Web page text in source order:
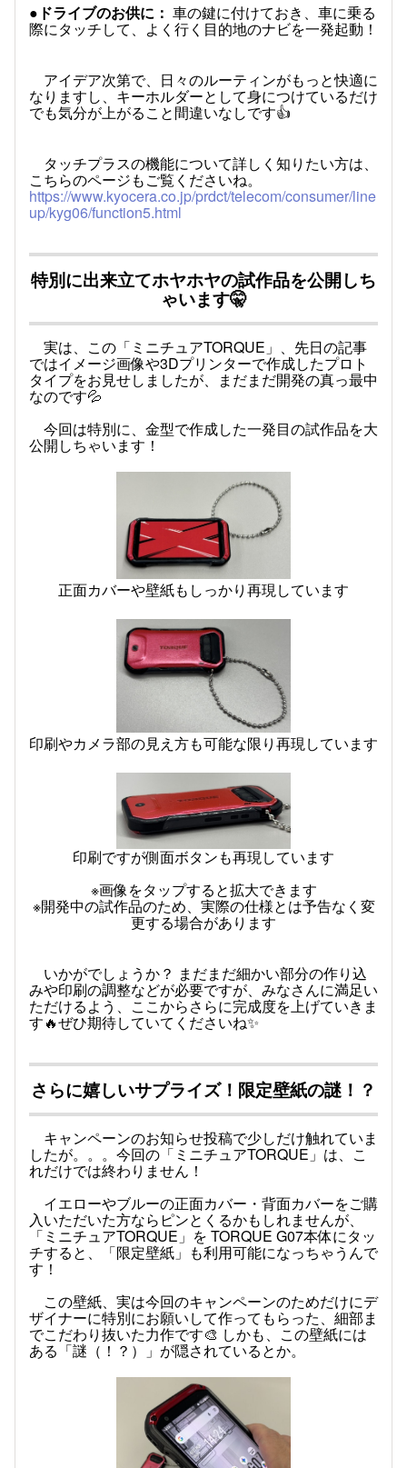
●ドライブのお供に： 車の鍵に付けておき、車に乗る
際にタッチして、よく行く目的地のナビを一発起動！
アイデア次第で、日々のルーティンがもっと快適に
なりますし、キーホルダーとして身につけているだけ
でも気分が上がること間違いなしです👍
タッチプラスの機能について詳しく知りたい方は、
こちらのページもご覧くださいね。
https://www.kyocera.co.jp/prdct/telecom/consumer/line
up/kyg06/function5.html
特別に出来立てホヤホヤの試作品を公開しち
ゃいます🤫
実は、この「ミニチュアTORQUE」、先日の記事
ではイメージ画像や3Dプリンターで作成したプロト
タイプをお見せしましたが、まだまだ開発の真っ最中
なのです💦
今回は特別に、金型で作成した一発目の試作品を大
公開しちゃいます！
正面カバーや壁紙もしっかり再現しています
印刷やカメラ部の見え方も可能な限り再現しています
印刷ですが側面ボタンも再現しています
※画像をタップすると拡大できます
※開発中の試作品のため、実際の仕様とは予告なく変
更する場合があります
いかがでしょうか？ まだまだ細かい部分の作り込
みや印刷の調整などが必要ですが、みなさんに満足い
ただけるよう、ここからさらに完成度を上げていきま
す🔥ぜひ期待していてくださいね✨
さらに嬉しいサプライズ！限定壁紙の謎！？
キャンペーンのお知らせ投稿で少しだけ触れていま
したが。。。今回の「ミニチュアTORQUE」は、こ
れだけでは終わりません！
イエローやブルーの正面カバー・背面カバーをご購
入いただいた方ならピンとくるかもしれませんが、
「ミニチュアTORQUE」を TORQUE G07本体にタッ
チすると、「限定壁紙」も利用可能になっちゃうんで
す！
この壁紙、実は今回のキャンペーンのためだけにデ
ザイナーに特別にお願いして作ってもらった、細部ま
でこだわり抜いた力作です🎨 しかも、この壁紙には
ある「謎（！？）」が隠されているとか。